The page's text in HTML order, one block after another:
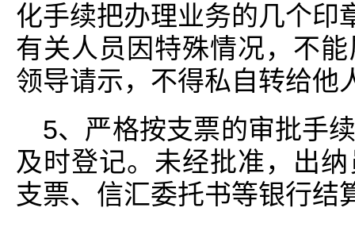
化手续把办理业务的几个印
有关人员因特殊情况，不
领导请示，不得私自转给他
5、严格按支票的审批手
及时登记。未经批准，出
支票、信汇委托书等银行结